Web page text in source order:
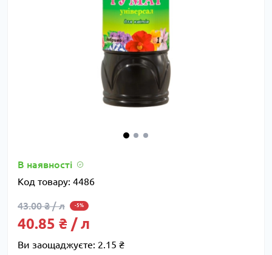
В наявності
Код товару: 4486
43.00 ₴ / л -5%
40.85 ₴ / л
Ви заощаджуєте: 2.15 ₴